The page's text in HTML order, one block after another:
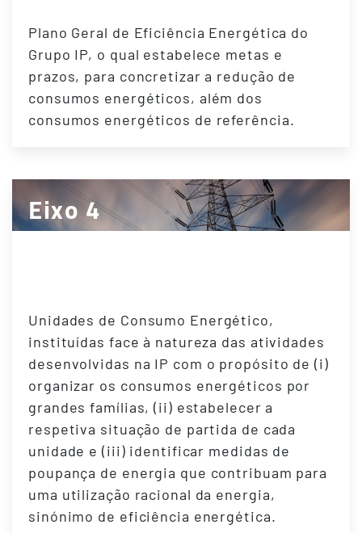
Plano Geral de Eficiência Energética do
Grupo IP, o qual estabelece metas e
prazos, para concretizar a redução de
consumos energéticos, além dos
consumos energéticos de referência.
Eixo 4
Unidades de Consumo
Unidades de Consumo Energético,
instituídas face à natureza das atividades
desenvolvidas na IP com o propósito de (i)
organizar os consumos energéticos por
grandes famílias, (ii) estabelecer a
respetiva situação de partida de cada
unidade e (iii) identificar medidas de
poupança de energia que contribuam para
uma utilização racional da energia,
sinónimo de eficiência energética.